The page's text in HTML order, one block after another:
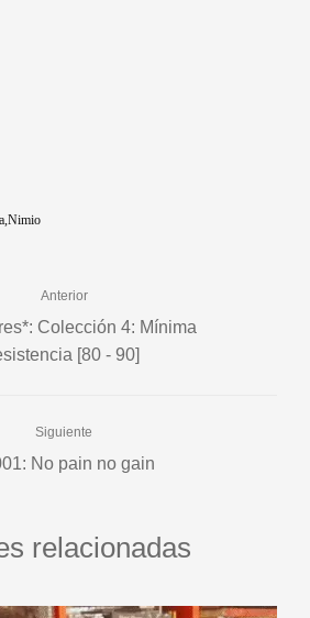
Nimio
Anterior
Colección 4: Mínima
[80 - 90]
Siguiente
No pain no gain
relacionadas